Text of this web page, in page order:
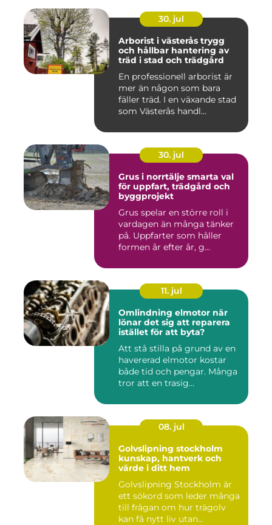
30. jul
Arborist i västerås trygg
och hållbar hantering av
träd i stad och trädgård
En professionell arborist är
mer än någon som bara
fäller träd. I en växande stad
som Västerås handl...
30. jul
Grus i norrtälje smarta val
för uppfart, trädgård och
byggprojekt
Grus spelar en större roll i
vardagen än många tänker
på. Uppfarter som håller
formen år efter år, g...
11. jul
Omlindning elmotor när
lönar det sig att reparera
istället för att byta?
Att stå stilla på grund av en
havererad elmotor kostar
både tid och pengar. Många
tror att en trasig...
08. jul
Golvslipning stockholm
kunskap, hantverk och
värde i ditt hem
Golvslipning Stockholm är
ett sökord som leder många
till frågan om hur trägolv
kan få nytt liv utan...